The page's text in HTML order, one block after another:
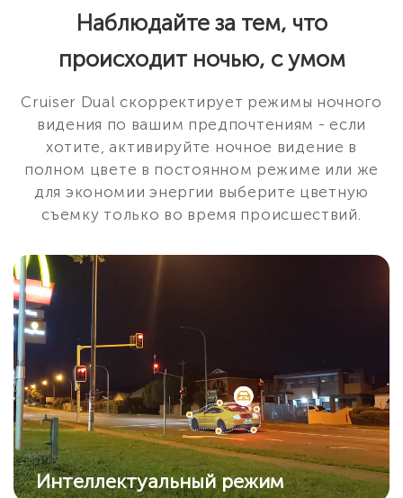
Наблюдайте за тем, что
происходит ночью, с умом
Cruiser Dual скорректирует режимы ночного
видения по вашим предпочтениям - если
хотите, активируйте ночное видение в
полном цвете в постоянном режиме или же
для экономии энергии выберите цветную
съемку только во время происшествий.
Интеллектуальный режим